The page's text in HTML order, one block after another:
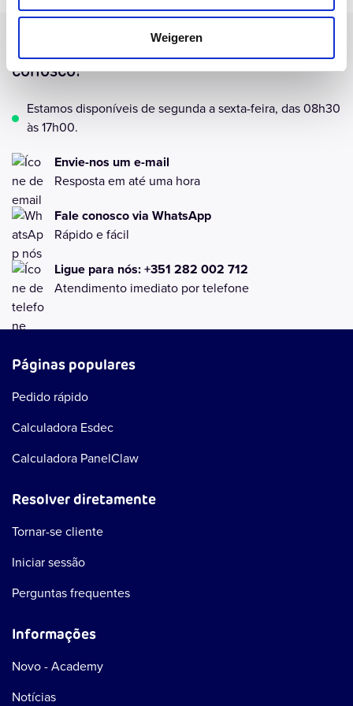
Weigeren
Tem uma pergunta? Entre em contato
conosco!
Estamos disponíveis de segunda a sexta-feira, das 08h30
às 17h00.
Envie-nos um e-mail
Resposta em até uma hora
Fale conosco via WhatsApp
Rápido e fácil
Ligue para nós: +351 282 002 712
Atendimento imediato por telefone
Páginas populares
Pedido rápido
Calculadora Esdec
Calculadora PanelClaw
Resolver diretamente
Tornar-se cliente
Iniciar sessão
Perguntas frequentes
Informações
Novo - Academy
Notícias